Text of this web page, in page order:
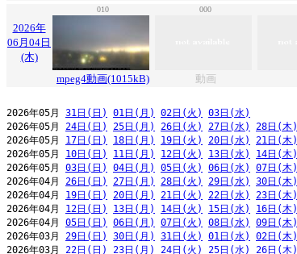
010 000
2026年
06月04日
(木)
mpeg4動画(1015kB) 動画
2026年05月 31日(日) 01日(月) 02日(火)
03日(水)
2026年05月 24日(日) 25日(月) 26日(火) 27日(水) 28日(木)
2026年05月 17日(日) 18日(月) 19日(火) 20日(水) 21日(木)
2026年05月 10日(日) 11日(月) 12日(火) 13日(水) 14日(木)
2026年05月 03日(日) 04日(月) 05日(火) 06日(水) 07日(木)
2026年04月 26日(日) 27日(月) 28日(火) 29日(水) 30日(木)
2026年04月 19日(日) 20日(月) 21日(火) 22日(水) 23日(木)
2026年04月 12日(日) 13日(月) 14日(火) 15日(水) 16日(木)
2026年04月 05日(日) 06日(月) 07日(火) 08日(水) 09日(木)
2026年03月 29日(日) 30日(月) 31日(火) 01日(水) 02日(木)
2026年03月 22日(日) 23日(月) 24日(火) 25日(水) 26日(木)